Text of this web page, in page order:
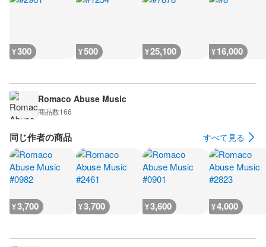
¥300 ¥500 ¥25,100 ¥16,000
Romaco Abuse Music
商品数166
同じ作者の商品 すべて見る
¥3,700 ¥3,700 ¥3,600 ¥4,000